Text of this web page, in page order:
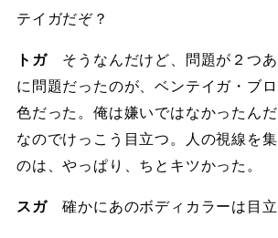
テイガだぞ？
トガ そうなんだけど、問題が２つ
に問題だったのが、ベンテイガ・ブ
色だった。俺は嫌いではなかったん
なのでけっこう目立つ。人の視線を
のは、やっぱり、ちとキツかった。
スガ確かにあのボディカラーは目立